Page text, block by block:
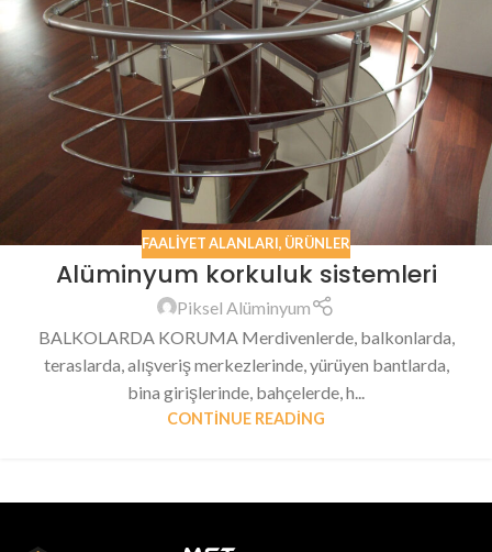
FAALIYET ALANLARI, ÜRÜNLER
Alüminyum korkuluk sistemleri
Piksel Alüminyum
BALKOLARDA KORUMA Merdivenlerde, balkonlarda,
teraslarda, alışveriş merkezlerinde, yürüyen bantlarda,
bina girişlerinde, bahçelerde, h...
CONTINUE READING